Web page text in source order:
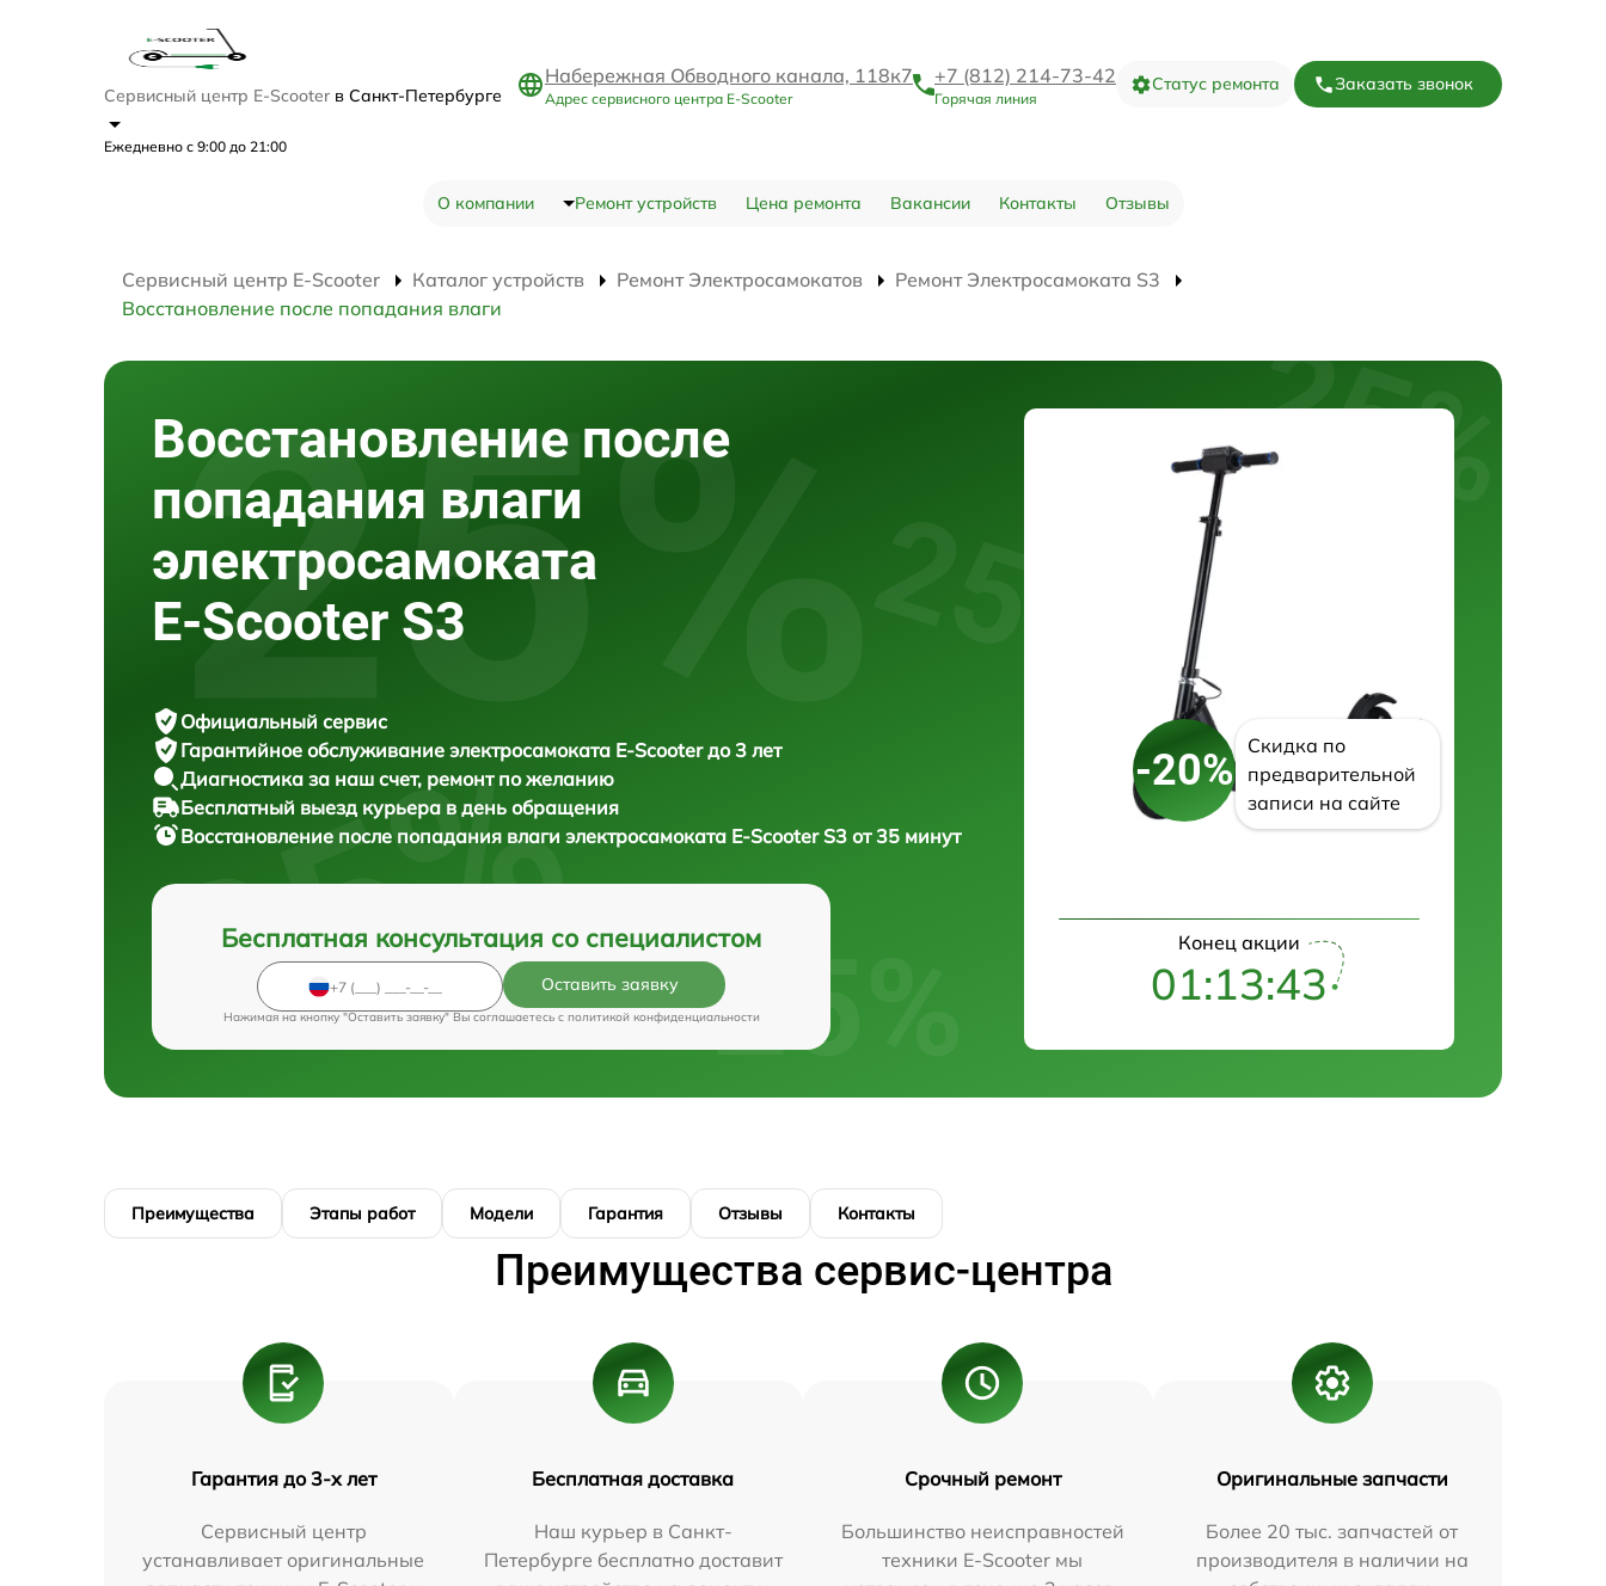
Сервисный центр E-Scooter в Санкт-Петербурге
Ежедневно с 9:00 до 21:00
Набережная Обводного канала, 118к7
Адрес сервисного центра E-Scooter
+7 (812) 214-73-42
Горячая линия
Статус ремонта Заказать звонок
О компании Ремонт устройств Цена ремонта Вакансии Контакты Отзывы
Сервисный центр E-Scooter Каталог устройств Ремонт Электросамокатов
Ремонт Электросамоката S3
Восстановление после попадания влаги
Восстановление после
попадания влаги
электросамоката
E-Scooter S3
Официальный сервис
Гарантийное обслуживание электросамоката E-Scooter до 3 лет
Диагностика за наш счет, ремонт по желанию
Бесплатный выезд курьера в день обращения
Восстановление после попадания влаги электросамоката E-Scooter S3 от 35 минут
Бесплатная консультация со специалистом
Оставить заявку
Нажимая на кнопку "Оставить заявку" Вы соглашаетесь c политикой конфиденциальности
-20%
Скидка по
предварительной
записи на сайте
Конец акции
01:13:42
Преимущества Этапы работ Модели Гарантия Отзывы Контакты
Преимущества сервис-центра
Гарантия до 3-х лет
Сервисный центр
устанавливает оригинальные
Бесплатная доставка
Наш курьер в Санкт-
Петербурге бесплатно доставит
Срочный ремонт
Большинство неисправностей
техники E-Scooter мы
Оригинальные запчасти
Более 20 тыс. запчастей от
производителя в наличии на